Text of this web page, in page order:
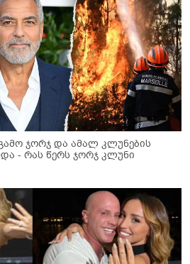
ჯორჯ და ამალ კლუნების
- რას წერს ჯორჯ კლუნი